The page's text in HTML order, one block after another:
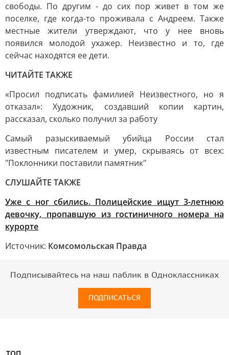
свободы. По другим - до сих пор живет в том же
поселке, где когда-то проживала с Андреем. Также
местные жители утверждают, что у нее вновь
появился молодой ухажер. Неизвестно и то, где
сейчас находятся ее дети.
ЧИТАЙТЕ ТАКЖЕ
«Просил подписать фамилией Неизвестного, но я
отказал»: Художник, создавший копии картин,
рассказал, сколько получил за работу
Самый разыскиваемый убийца России стал
известным писателем и умер, скрываясь от всех:
"Поклонники поставили памятник"
СЛУШАЙТЕ ТАКЖЕ
Уже с ног сбились. Полицейские ищут 3-летнюю
девочку, пропавшую из гостиничного номера на
курорте
Источник: Комсомольская Правда
Подписывайтесь на наш паблик в Одноклассниках
ПОДПИСАТЬСЯ